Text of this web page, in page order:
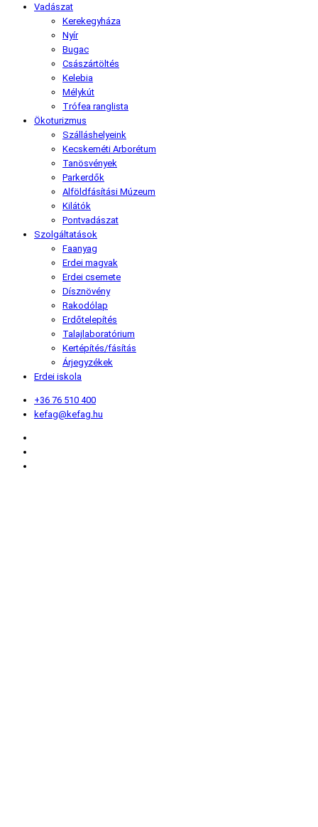
Vadászat
Kerekegyháza
Nyír
Bugac
Császártöltés
Kelebia
Mélykút
Trófea ranglista
Ökoturizmus
Szálláshelyeink
Kecskeméti Arborétum
Tanösvények
Parkerdők
Alföldfásítási Múzeum
Kilátók
Pontvadászat
Szolgáltatások
Faanyag
Erdei magvak
Erdei csemete
Dísznövény
Rakodólap
Erdőtelepítés
Talajlaboratórium
Kertépítés/fásítás
Árjegyzékek
Erdei iskola
+36 76 510 400
kefag@kefag.hu